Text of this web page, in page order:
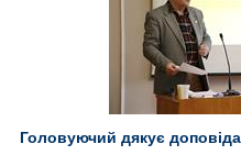
Головуючий дякує